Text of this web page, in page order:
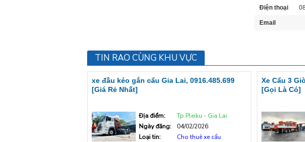
Điện thoại
Email
TIN RAO CÙNG KHU VỰC
xe đầu kéo gắn cẩu Gia Lai, 0916.485.699
[Giá Rẻ Nhất]
Địa điểm:
Tp Pleiku - Gia Lai
Ngày đăng:
04/02/2026
Loại tin:
Cho thuê xe cẩu
Xe Cẩu 3
[Gọi Là Có]